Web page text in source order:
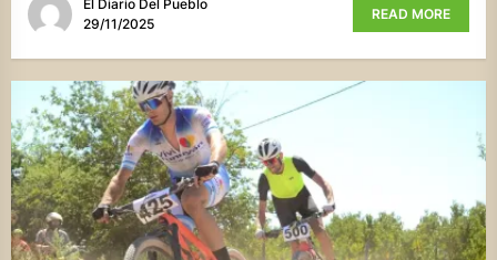
El Diario Del Pueblo
29/11/2025
READ MORE